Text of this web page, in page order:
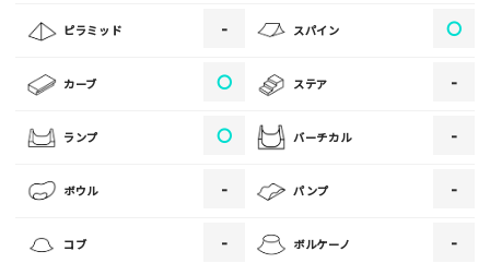
[text photo3alt placeholder "写真の解説※任意]
ご注意事項
・人物の顔が写っている場合はモザイク処理を行います。
・画像の規定サイズは横幅640px以上となります。
ピラミッド - スパイン 〇
カーブ 〇 ステア -
ランプ 〇 バーチカル -
ボウル - パンプ -
コブ - ボルケーノ -